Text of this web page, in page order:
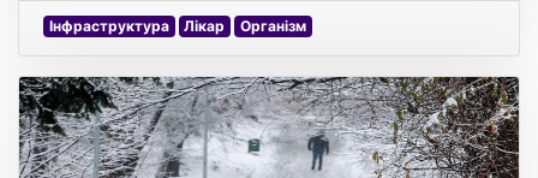
Інфраструктура Лікар Організм